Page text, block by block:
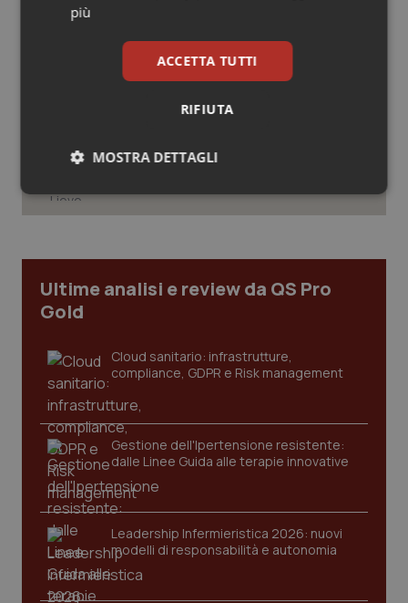
Salute orale & impianti
Sangue & coagulazione
Tumore al seno
Tumore ovarico
Tumori del Polmone & Testa Collo
Tumori gastrointestinali
Ulcera & Reflusso
Vaccini
Stati Uniti. Moderna ottiene
l’approvazione della Fda per il primo
vaccino antinfluenzale a mRNA
aumento del rischio di meningioma in
caso di uso prolungato. Aifa e Ema
Ultime analisi e review da QS Pro
Gold
Cloud sanitario: infrastrutture,
compliance, GDPR e Risk management
Gestione dell'Ipertensione resistente:
dalle Linee Guida alle terapie innovative
Leadership Infermieristica 2026: nuovi
modelli di responsabilità e autonomia
più
ACCETTA TUTTI
RIFIUTA
MOSTRA DETTAGLI
Necessari Statistici Marketing
I cookie necessari contribuiscono a rendere fruibile il
sito web abilitandone funzionalità di base quali la
navigazione sulle pagine e l'accesso alle aree
protette del sito. Il sito web non è in grado di
funzionare correttamente senza questi cookie.
Nome
Fornitore/Dominio
VISITOR_PRIVACY_METADATA
YouTube